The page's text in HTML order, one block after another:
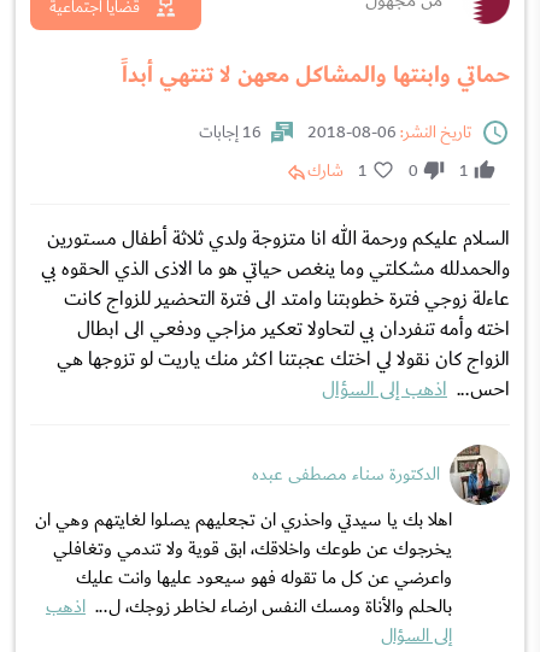
حماتي وابنتها والمشاكل معهن لا تنتهي أبداً
قضايا اجتماعية
تاريخ النشر:
16 إجابات
1
0
1 شارك
السلام عليكم ورحمة الله انا متزوجة ولدي ثلاثة أطفال مستورين
والحمدلله مشكلتي وما ينغص حياتي هو ما الاذى الذي الحقوه بي
عاءلة زوجي فترة خطوبتنا وامتد الى فترة التحضير للزواج كانت
اخته وأمه تنفردان بي لتحاولا تعكير مزاجي ودفعي الى ابطال
الزواج كان نقولا لي اختك عجبتنا اكثر منك ياريت لو تزوجها هي
احس... اذهب إلى السؤال
الدكتورة سناء مصطفى عبده
اهلا بك يا سيدتي واحذري ان تجعليهم يصلوا لغايتهم وهي ان
يخرجوك عن طوعك واخلاقك، ابق قوية ولا تندمي وتغافلي
واعرضي عن كل ما تقوله فهو سيعود عليها وانت عليك
بالحلم والأناة ومسك النفس ارضاء لخاطر زوجك، ل... اذهب
إلى السؤال